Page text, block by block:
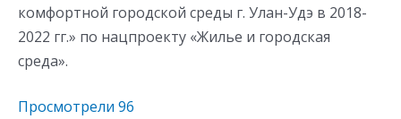
комфортной городской среды г. Улан-Удэ в 2018-
2022 гг.» по нацпроекту «Жилье и городская
среда».
Просмотрели 96